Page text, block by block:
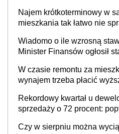
Najem krótkoterminowy w
mieszkania tak łatwo nie
Wiadomo o ile wzrosną
Minister Finansów ogłosił
W czasie remontu za
wynajem trzeba płacić
Rekordowy kwartał u
sprzedaży o 72 procent:
Czy w sierpniu można